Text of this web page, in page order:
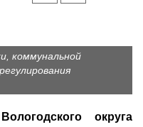
коммунальной
округа